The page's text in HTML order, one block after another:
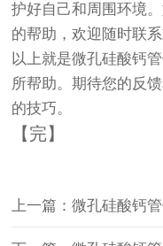
护好自己和周围环境
的帮助，欢迎随时联系
以上就是微孔硅酸钙
所帮助。期待您的反
的技巧。
【完】
上一篇：微孔硅酸钙